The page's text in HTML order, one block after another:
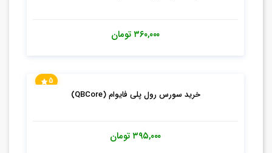
۳۶۰,۰۰۰تومان
5
خرید سورس رول پلی فایوام (QBCore)
۳۹۵,۰۰۰تومان